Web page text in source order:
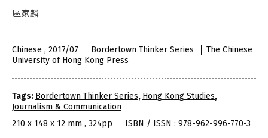
區家麟
Chinese , 2017/07 Bordertown Thinker Series
The Chinese
University of Hong Kong Press
Tags: Bordertown Thinker Series, Hong Kong Studies,
Journalism & Communication
210 x 148 x 12 mm , 324pp
ISBN / ISSN : 978-962-996-770-3